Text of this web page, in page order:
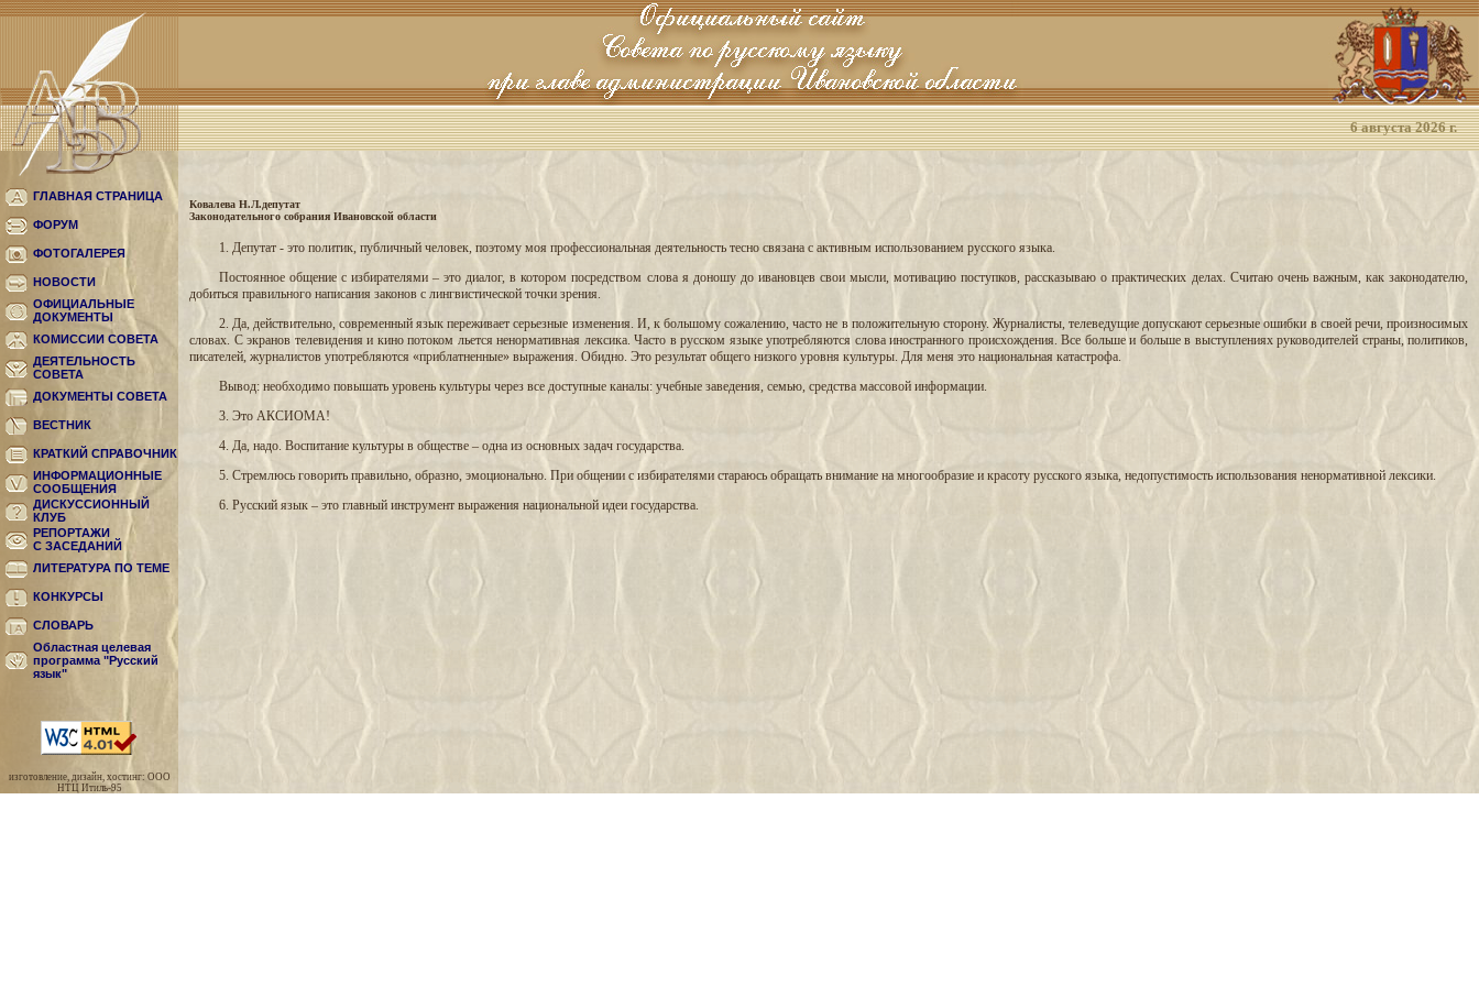
6 августа 2026 г.
ГЛАВНАЯ СТРАНИЦА
ФОРУМ
ФОТОГАЛЕРЕЯ
НОВОСТИ
ОФИЦИАЛЬНЫЕ
ДОКУМЕНТЫ
КОМИССИИ СОВЕТА
ДЕЯТЕЛЬНОСТЬ
СОВЕТА
ДОКУМЕНТЫ СОВЕТА
ВЕСТНИК
КРАТКИЙ СПРАВОЧНИК
ИНФОРМАЦИОННЫЕ
СООБЩЕНИЯ
ДИСКУССИОННЫЙ
КЛУБ
РЕПОРТАЖИ
С ЗАСЕДАНИЙ
ЛИТЕРАТУРА ПО ТЕМЕ
КОНКУРСЫ
СЛОВАРЬ
Областная целевая
программа "Русский
язык"
изготовление, дизайн, хостинг: ООО
НТЦ Итиль-95
Ковалева Н.Л.депутат
Законодательного собрания Ивановской области
1. Депутат - это политик, публичный человек, поэтому моя профессиональная деятельность тесно связана с активным использованием русского языка.
Постоянное общение с избирателями – это диалог, в котором посредством слова я доношу до ивановцев свои мысли, мотивацию поступков, рассказываю о практических делах. Считаю очень важным, как законодателю,
добиться правильного написания законов с лингвистической точки зрения.
2. Да, действительно, современный язык переживает серьезные изменения. И, к большому сожалению, часто не в положительную сторону. Журналисты, телеведущие допускают серьезные ошибки в своей речи, произносимых
словах. С экранов телевидения и кино потоком льется ненормативная лексика. Часто в русском языке употребляются слова иностранного происхождения. Все больше и больше в выступлениях руководителей страны, политиков,
писателей, журналистов употребляются «приблатненные» выражения. Обидно. Это результат общего низкого уровня культуры. Для меня это национальная катастрофа.
Вывод: необходимо повышать уровень культуры через все доступные каналы: учебные заведения, семью, средства массовой информации.
3. Это АКСИОМА!
4. Да, надо. Воспитание культуры в обществе – одна из основных задач государства.
5. Стремлюсь говорить правильно, образно, эмоционально. При общении с избирателями стараюсь обращать внимание на многообразие и красоту русского языка, недопустимость использования ненормативной лексики.
6. Русский язык – это главный инструмент выражения национальной идеи государства.